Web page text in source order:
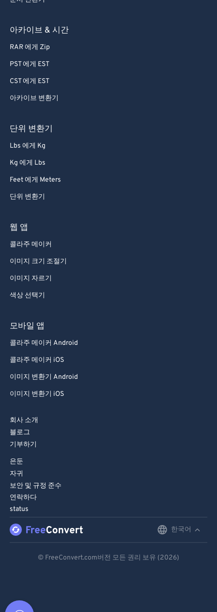
아카이브 & 시간
RAR 에게 Zip
PST 에게 EST
CST 에게 EST
아카이브 변환기
단위 변환기
Lbs 에게 Kg
Kg 에게 Lbs
Feet 에게 Meters
단위 변환기
웹 앱
콜라주 메이커
이미지 크기 조절기
이미지 자르기
색상 선택기
모바일 앱
콜라주 메이커 Android
콜라주 메이커 iOS
이미지 변환기 Android
이미지 변환기 iOS
회사 소개
블로그
기부하기
은둔
자귀
보안 및 규정 준수
연락하다
status
한국어
© FreeConvert.com버전 모든 권리 보유 (2026)